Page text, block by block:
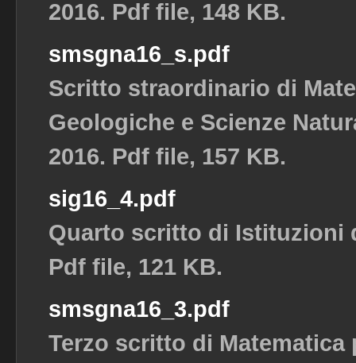
2016. Pdf file, 148 KB.
smsgna16_s.pdf
Scritto straordinario di
Geologiche e Scienze
2016. Pdf file, 157 KB.
sig16_4.pdf
Quarto scritto di Istituzioni
Pdf file, 121 KB.
smsgna16_3.pdf
Terzo scritto di Matematica